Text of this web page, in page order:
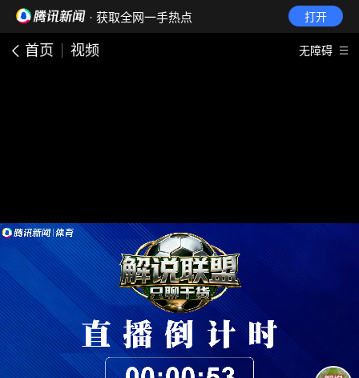
· 获取全网一手热点 打开
首页 视频 无障碍